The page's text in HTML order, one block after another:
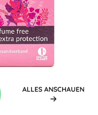
ALLES ANSCHAUEN